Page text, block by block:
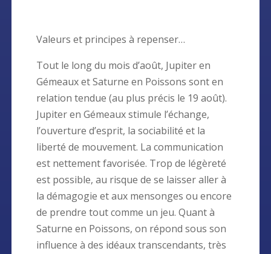
Valeurs et principes à repenser…
Tout le long du mois d’août, Jupiter en
Gémeaux et Saturne en Poissons sont en
relation tendue (au plus précis le 19 août).
Jupiter en Gémeaux stimule l’échange,
l’ouverture d’esprit, la sociabilité et la
liberté de mouvement. La communication
est nettement favorisée. Trop de légèreté
est possible, au risque de se laisser aller à
la démagogie et aux mensonges ou encore
de prendre tout comme un jeu. Quant à
Saturne en Poissons, on répond sous son
influence à des idéaux transcendants, très